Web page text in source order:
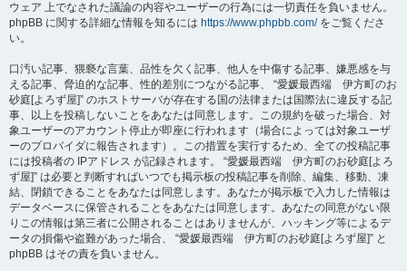
ウェア 上でなされた議論の内容やユーザーの行為には一切責任を負いません。
phpBB に関する詳細な情報を知るには https://www.phpbb.com/をご覧くださ
い。
口汚い記事、猥褻な言葉、品性を欠く記事、他人を中傷する記事、嫌悪感を与
える記事、脅迫的な記事、性的差別につながる記事、 “愛媛最西端 伊方町のお
砂庭[よろず屋]” のホストサーバが存在する国の法律または国際法に違反する記
事、以上を投稿しないことをあなたは同意します。この規約を破った場合、対
象ユーザーのアカウント停止が即座に行われます（場合によっては対象ユーザ
ーのプロバイダに報告されます）。この措置を実行するため、全ての投稿記事
には投稿者の IPアドレス が記録されます。 “愛媛最西端 伊方町のお砂庭[よろ
ず屋]” は必要と判断すればいつでも掲示板の投稿記事を削除、編集、移動、凍
結、閉鎖できることをあなたは同意します。あなたが掲示板で入力した情報は
データベースに保管されることをあなたは同意します。あなたの同意がない限
りこの情報は第三者に公開されることはありませんが、ハッキング等によるデ
ータの損傷や盗難があった場合、 “愛媛最西端 伊方町のお砂庭[よろず屋]” と
phpBB はその責を負いません。